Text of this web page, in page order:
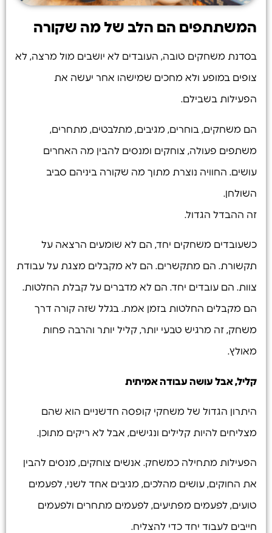
המשתתפים הם הלב של מה שקורה
בסדנת משחקים טובה, העובדים לא יושבים מול מרצה, לא
צופים במופע ולא מחכים שמישהו אחר יעשה את
הפעילות בשבילם.
הם משחקים, בוחרים, מגיבים, מתלבטים, מתחרים,
משתפים פעולה, צוחקים ומנסים להבין מה האחרים
עושים. החוויה נוצרת מתוך מה שקורה ביניהם סביב
השולחן.
זה ההבדל הגדול.
כשעובדים משחקים יחד, הם לא שומעים הרצאה על
תקשורת. הם מתקשרים. הם לא מקבלים מצגת על עבודת
צוות. הם עובדים יחד. הם לא מדברים על קבלת החלטות.
הם מקבלים החלטות בזמן אמת. בגלל שזה קורה דרך
משחק, זה מרגיש טבעי יותר, קליל יותר והרבה פחות
מאולץ.
קליל, אבל עושה עבודה אמיתית
היתרון הגדול של משחקי קופסה חדשניים הוא שהם
מצליחים להיות קלילים ונגישים, אבל לא ריקים מתוכן.
הפעילות מתחילה כמשחק. אנשים צוחקים, מנסים להבין
את החוקים, עושים מהלכים, מגיבים אחד לשני, לפעמים
טועים, לפעמים מפתיעים, לפעמים מתחרים ולפעמים
חייבים לעבוד יחד כדי להצליח.